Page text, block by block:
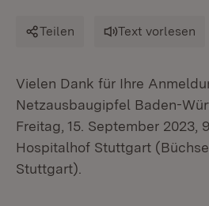
Teilen Text vorlesen
Vielen Dank für Ihre
Netzausbaugipfel Baden-
Freitag, 15. September 2023,
Hospitalhof Stuttgart
Stuttgart).